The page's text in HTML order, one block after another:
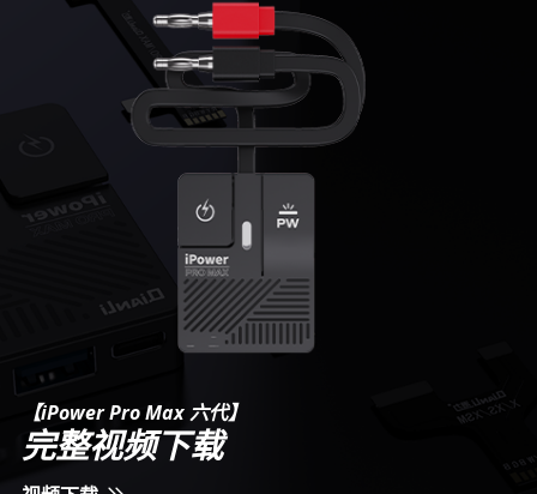
【iPower Pro Max 六代】
完整视频下载